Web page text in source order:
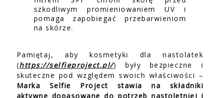
szkodliwym promieniowaniem UV i
pomaga zapobiegać przebarwieniom
na skórze.
Pamiętaj, aby kosmetyki dla nastolatek
(https://selfieproject.pl/) były bezpieczne i
skuteczne pod względem swoich właściwości –
Marka Selfie Project stawia na składniki
aktywne dopasowane do potrzeb nastoletniej i